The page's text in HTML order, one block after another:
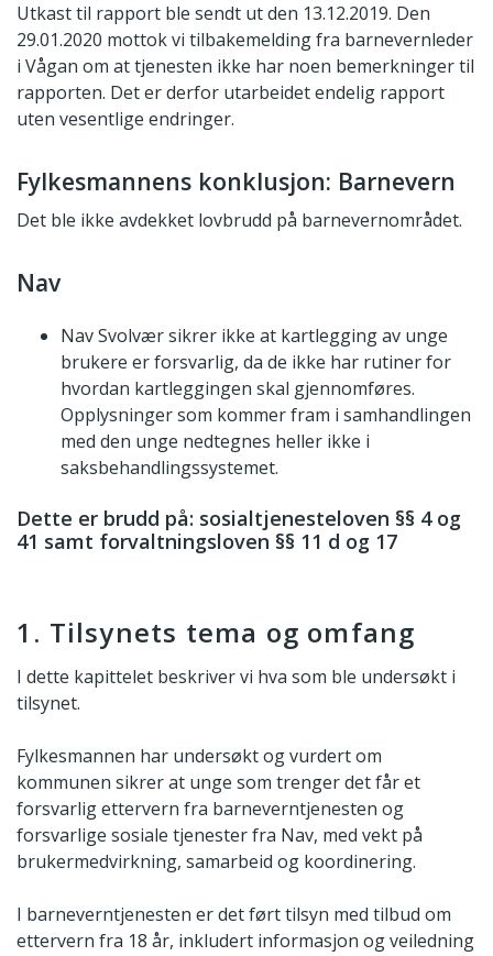
Utkast til rapport ble sendt ut den 13.12.2019. Den
29.01.2020 mottok vi tilbakemelding fra barnevernleder
i Vågan om at tjenesten ikke har noen bemerkninger til
rapporten. Det er derfor utarbeidet endelig rapport
uten vesentlige endringer.
Fylkesmannens konklusjon: Barnevern
Det ble ikke avdekket lovbrudd på barnevernområdet.
Nav
Nav Svolvær sikrer ikke at kartlegging av unge
brukere er forsvarlig, da de ikke har rutiner for
hvordan kartleggingen skal gjennomføres.
Opplysninger som kommer fram i samhandlingen
med den unge nedtegnes heller ikke i
saksbehandlingssystemet.
Dette er brudd på: sosialtjenesteloven §§ 4 og
41 samt forvaltningsloven §§ 11 d og 17
1. Tilsynets tema og omfang
I dette kapittelet beskriver vi hva som ble undersøkt i
tilsynet.
Fylkesmannen har undersøkt og vurdert om
kommunen sikrer at unge som trenger det får et
forsvarlig ettervern fra barneverntjenesten og
forsvarlige sosiale tjenester fra Nav, med vekt på
brukermedvirkning, samarbeid og koordinering.
I barneverntjenesten er det ført tilsyn med tilbud om
ettervern fra 18 år, inkludert informasjon og veiledning